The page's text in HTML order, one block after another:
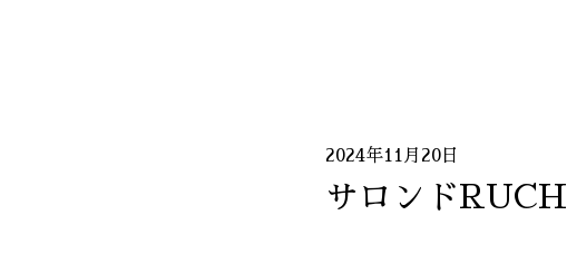
2024年11月20日
サロンドRUCH